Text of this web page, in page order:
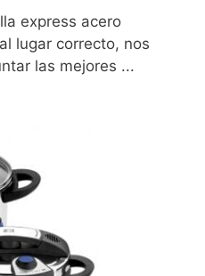
express acero
lugar correcto, nos
las mejores ...